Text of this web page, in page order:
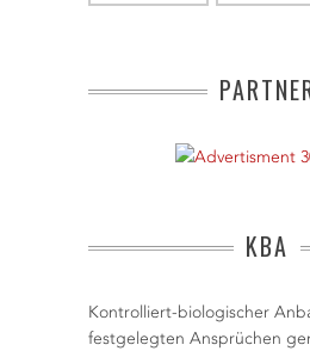
KBA
Kontrolliert-biologischer
festgelegten Ansprüchen